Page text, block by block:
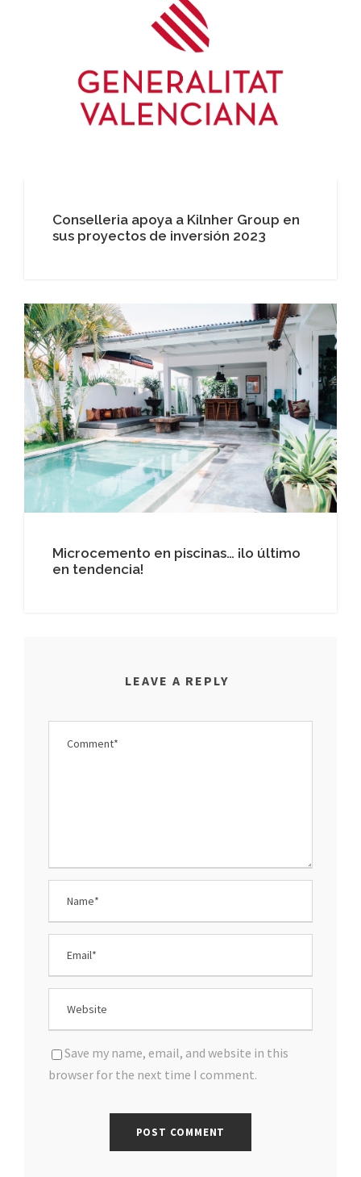
Conselleria apoya a Kilnher Group en
sus proyectos de inversión 2023
Microcemento en piscinas… ¡lo último
en tendencia!
LEAVE A REPLY
Save my name, email, and website in this
browser for the next time I comment.